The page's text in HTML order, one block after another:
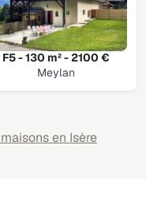
F5 - 130 m² - 2100 €
Meylan
en Isère